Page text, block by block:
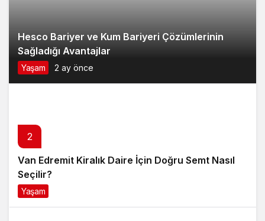
Van Edremit Kiralık Daire İçin Doğru Semt Nasıl
Seçilir?
Yaşam 4 ay önce
3
Soner Savaş’ın Kırık Düşler İle Başladığı Müzik
Serüveni
Magazin